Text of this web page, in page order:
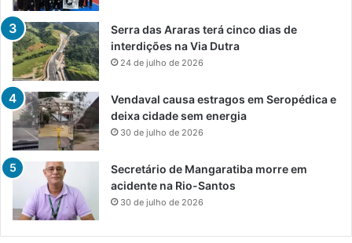
Serra das Araras terá cinco dias de
interdições na Via Dutra
24 de julho de 2026
Vendaval causa estragos em Seropédica e
deixa cidade sem energia
30 de julho de 2026
Secretário de Mangaratiba morre em
acidente na Rio-Santos
30 de julho de 2026